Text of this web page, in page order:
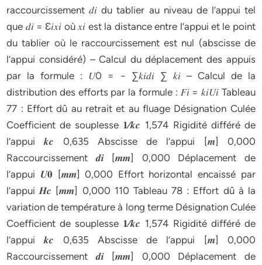
raccourcissement 𝑑𝑖 du tablier au niveau de l’appui tel
que 𝑑𝑖 = Ɛ𝑖𝑥𝑖 où 𝑥𝑖 est la distance entre l’appui et le point
du tablier où le raccourcissement est nul (abscisse de
l’appui considéré) – Calcul du déplacement des appuis
par la formule : 𝑈0 = − ∑𝑘𝑖𝑑𝑖 ∑ 𝑘𝑖 – Calcul de la
distribution des efforts par la formule : 𝐹𝑖 = 𝑘𝑖𝑈𝑖 Tableau
77 : Effort dû au retrait et au fluage Désignation Culée
Coefficient de souplesse 𝟏⁄𝒌𝒄 1,574 Rigidité différé de
l’appui 𝒌𝒄 0,635 Abscisse de l’appui [𝒎] 0,000
Raccourcissement 𝒅𝒊 [𝒎𝒎] 0,000 Déplacement de
l’appui 𝑼𝟎 [𝒎𝒎] 0,000 Effort horizontal encaissé par
l’appui 𝑯𝒄 [𝒎𝒎] 0,000 110 Tableau 78 : Effort dû à la
variation de température à long terme Désignation Culée
Coefficient de souplesse 𝟏⁄𝒌𝒄 1,574 Rigidité différé de
l’appui 𝒌𝒄 0,635 Abscisse de l’appui [𝒎] 0,000
Raccourcissement 𝒅𝒊 [𝒎𝒎] 0,000 Déplacement de